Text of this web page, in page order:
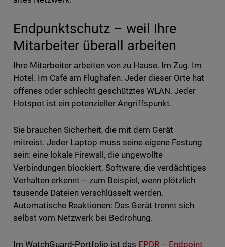
Endpunktschutz – weil Ihre
Mitarbeiter überall arbeiten
Ihre Mitarbeiter arbeiten von zu Hause. Im Zug. Im
Hotel. Im Café am Flughafen. Jeder dieser Orte hat
offenes oder schlecht geschütztes WLAN. Jeder
Hotspot ist ein potenzieller Angriffspunkt.
Sie brauchen Sicherheit, die mit dem Gerät
mitreist. Jeder Laptop muss seine eigene Festung
sein: eine lokale Firewall, die ungewollte
Verbindungen blockiert. Software, die verdächtiges
Verhalten erkennt – zum Beispiel, wenn plötzlich
tausende Dateien verschlüsselt werden.
Automatische Reaktionen: Das Gerät trennt sich
selbst vom Netzwerk bei Bedrohung.
Im WatchGuard-Portfolio ist das EPDR – Endpoint